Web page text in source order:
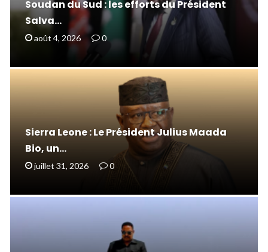
Soudan du Sud : les efforts du Président
Salva…
août 4, 2026 0
Sierra Leone : Le Président Julius Maada
Bio, un…
juillet 31, 2026 0